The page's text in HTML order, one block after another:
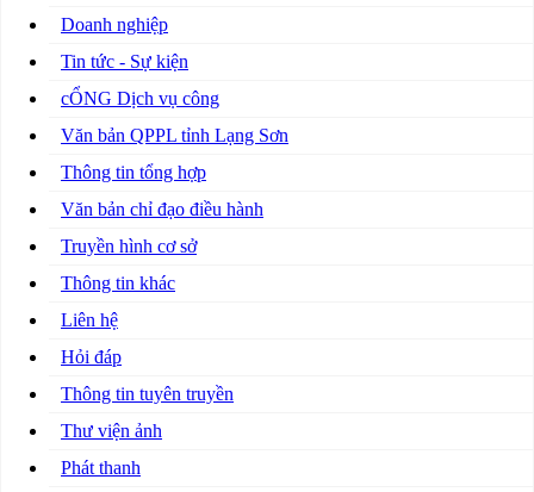
Doanh nghiệp
Tin tức - Sự kiện
cỔNG Dịch vụ công
Văn bản QPPL tỉnh Lạng Sơn
Thông tin tổng hợp
Văn bản chỉ đạo điều hành
Truyền hình cơ sở
Thông tin khác
Liên hệ
Hỏi đáp
Thông tin tuyên truyền
Thư viện ảnh
Phát thanh